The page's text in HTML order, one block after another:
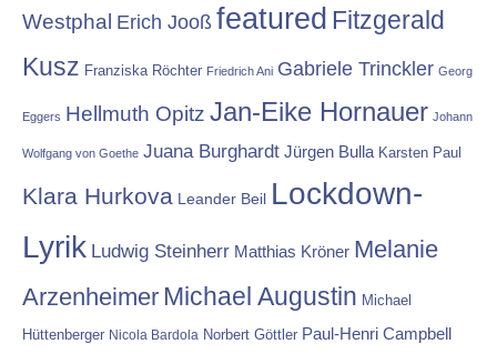
Westphal Erich Jooß featured Fitzgerald
Kusz Franziska Röchter Friedrich Ani Gabriele Trinckler Georg
Eggers Hellmuth Opitz Jan-Eike Hornauer Johann
Wolfgang von Goethe Juana Burghardt Jürgen Bulla Karsten Paul
Klara Hurkova Leander Beil Lockdown-
Lyrik Ludwig Steinherr Matthias Kröner Melanie
Arzenheimer Michael Augustin Michael
Hüttenberger Nicola Bardola Norbert Göttler Paul-Henri Campbell